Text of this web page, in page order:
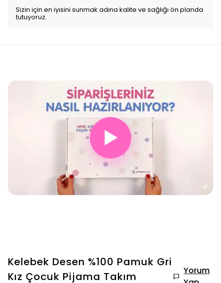
Sizin için en iyisini sunmak adına kalite ve sağlığı ön planda
tutuyoruz.
▶
Kelebek Desen %100 Pamuk Gri
Kız Çocuk Pijama Takım
Yorum